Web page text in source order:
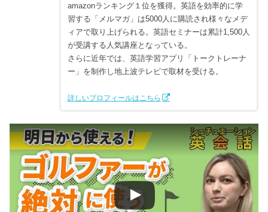
amazonランキング１位を獲得。英語を効率的に学
習する「メルマガ」は5000人に購読され様々なメデ
ィアで取り上げられる。英語セミナーは累計1,500人
が受講する人気講座となっている。
さらに近年では、英語学習アプリ「トークトレーナ
ー」を制作し地上波テレビで取材を受ける。
詳しいプロフィールはこちら